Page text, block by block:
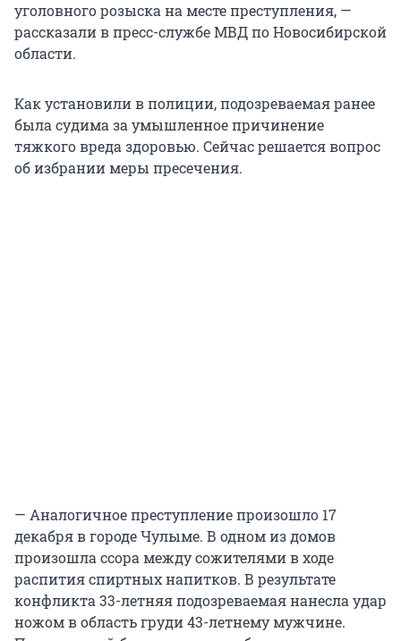
уголовного розыска на месте преступления, —
рассказали в пресс-службе МВД по Новосибирской
области.
Как установили в полиции, подозреваемая ранее
была судима за умышленное причинение
тяжкого вреда здоровью. Сейчас решается вопрос
об избрании меры пресечения.
— Аналогичное преступление произошло 17
декабря в городе Чулыме. В одном из домов
произошла ссора между сожителями в ходе
распития спиртных напитков. В результате
конфликта 33-летняя подозреваемая нанесла удар
ножом в область груди 43-летнему мужчине.